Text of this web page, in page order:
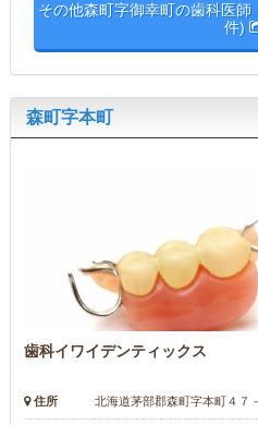
その他森町字御幸町の歯科医
件)
森町字本町
歯科イワイデンティックス
住所 北海道茅部郡森町字本町４７